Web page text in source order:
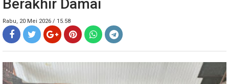
Berakhir Damai
Rabu, 20 Mei 2026 / 15.58